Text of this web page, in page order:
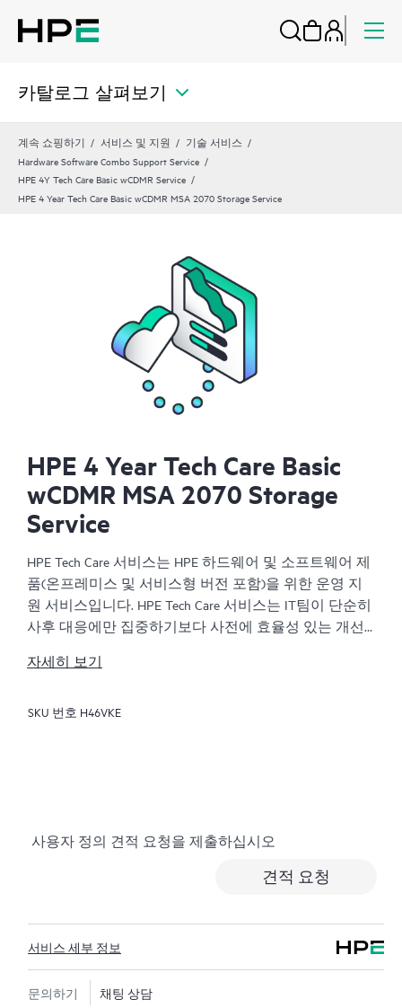
카탈로그 살펴보기
계속 쇼핑하기 서비스 및 지원
기술 서비스
Hardware Software Combo Support Service
HPE 4Y Tech Care Basic wCDMR Service
HPE 4 Year Tech Care Basic wCDMR MSA 2070 Storage Service
HPE 4 Year Tech Care Basic
wCDMR MSA 2070 Storage
Service
HPE Tech Care 서비스는 HPE 하드웨어 및 소프트웨어 제
품(온프레미스 및 서비스형 버전 포함)을 위한 운영 지
원 서비스입니다. HPE Tech Care 서비스는 IT팀이 단순히
사후 대응에만 집중하기보다 사전에 효율성 있는 개선
줍니다.
HPE Tech Care 서비스는 고객이 위험을 줄이는 것뿐만 아
해 도움을 받을 수 있습니다. 고객은 특정 워크로드의 컨
보유한 전문 기술 리소스에 대한 액세스를 제공받으며,
지 않도록 합니다.
HPE Tech Care 서비스는 지원 대상 제품의 운영, 관리, 보
안에 대한 일반 기술 안내를 제공함으로써 기존의 지원
자세히 보기
SKU 번호 H46VKE
사용자 정의 견적 요청을 제출하십시오
견적 요청
서비스 세부 정보
문의하기 채팅 상담